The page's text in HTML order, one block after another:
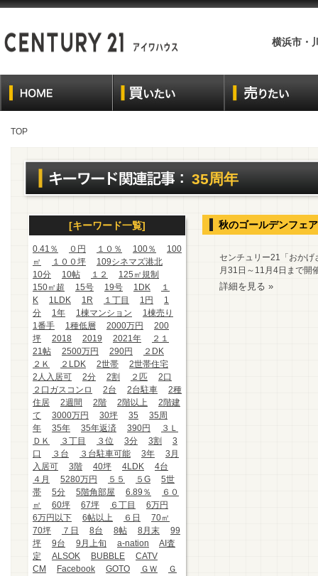
横浜市・
TOP
35周年
[キーワード一覧]
0.41％ ０円 １０％ 100％
100
㎡
１００坪
109シネマズ港北
10分
10帖 １２
125㎡規制
150㎡超
15号 19号 1DK
１
K
1LDK 1R １丁目 1円
1
分
1年 1棟マンション
1棟売り
1番手
1種低層 2000万円
200
坪
2018 2019 2021年
２１
21帖
2500万円 290円
２DK
２Ｋ
２LDK 2世帯
2世帯住宅
2人入居可
2分 2割 ２匹
2口
２口ガスコンロ
2台 2台駐車
2種
住居
2週間 2階 2階以上
2階建
て
3000万円 30坪 35
35周
年
35年 35年返済 390円
３Ｌ
ＤＫ
３丁目 ３位 3分 3割
3
口
３台 ３台駐車可能 3年
3月
入居可
3階 40坪 4LDK
4台
４月
5280万円 ５５ ５G
5世
帯
5分 5階角部屋 6.89％
６０
㎡
60坪 67坪 ６丁目
6万円
6万円以下
6帖以上 ６日
70㎡
70坪
７日 8台 8帖 8月末
99
坪
9台 9月上旬 a-nation
AI査
定
ALSOK BUBBLE
CATV
CM
Facebook GOTO ＧＷ
Ｇ
秋のゴールデンフェ
センチュリー21「おか
月31日～11月4日まで
詳細を見る »